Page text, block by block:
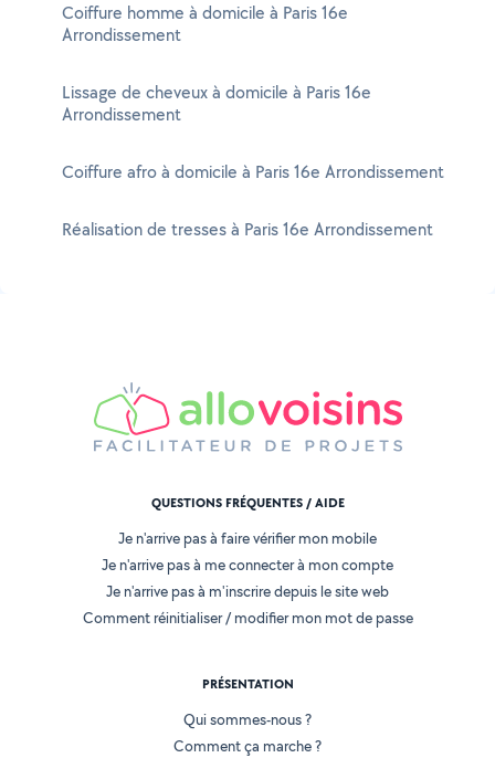
Coiffure homme à domicile à Paris 16e
Arrondissement
Lissage de cheveux à domicile à Paris 16e
Arrondissement
Coiffure afro à domicile à Paris 16e Arrondissement
Réalisation de tresses à Paris 16e Arrondissement
QUESTIONS FRÉQUENTES / AIDE
Je n'arrive pas à faire vérifier mon mobile
Je n'arrive pas à me connecter à mon compte
Je n'arrive pas à m'inscrire depuis le site web
Comment réinitialiser / modifier mon mot de passe
PRÉSENTATION
Qui sommes-nous ?
Comment ça marche ?